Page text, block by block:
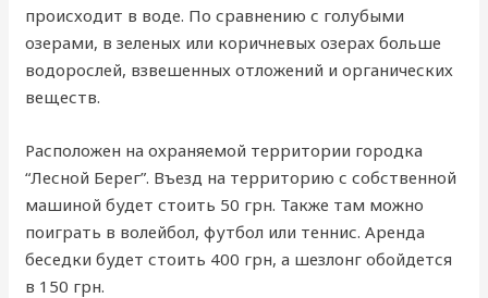
происходит в воде. По сравнению с голубыми
озерами, в зеленых или коричневых озерах больше
водорослей, взвешенных отложений и органических
веществ.
Расположен на охраняемой территории городка
“Лесной Берег”. Въезд на территорию с собственной
машиной будет стоить 50 грн. Также там можно
поиграть в волейбол, футбол или теннис. Аренда
беседки будет стоить 400 грн, а шезлонг обойдется
в 150 грн.